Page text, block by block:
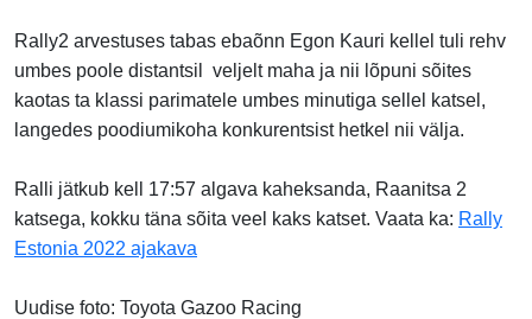
Rally2 arvestuses tabas ebaõnn Egon Kauri kellel tuli rehv
umbes poole distantsil veljelt maha ja nii lõpuni sõites
kaotas ta klassi parimatele umbes minutiga sellel katsel,
langedes poodiumikoha konkurentsist hetkel nii välja.
Ralli jätkub kell 17:57 algava kaheksanda, Raanitsa 2
katsega, kokku täna sõita veel kaks katset. Vaata ka: Rally
Estonia 2022 ajakava
Uudise foto: Toyota Gazoo Racing